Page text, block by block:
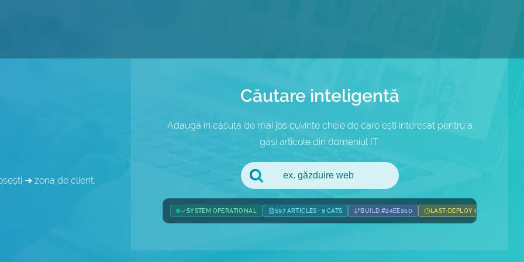
➜ zona de client.
Căutare inteligentă
Adaugă în căsuța de mai jos cuvinte cheie de care ești interesat pentru a
găsi articole din domeniul IT.
SYSTEM OPERATIONAL 597 ARTICLES · 9 CATS BUILD #24EE950 LAST-DEPLOY 6H